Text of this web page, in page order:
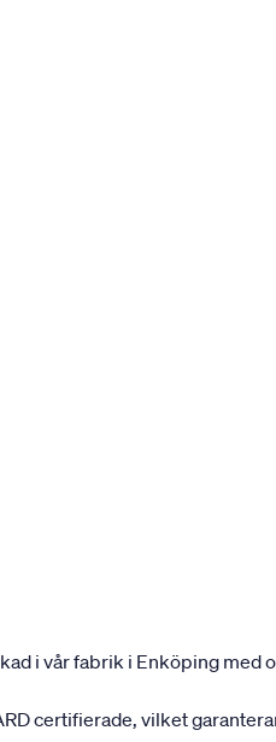
i vår fabrik i Enköping
certifierade, vilket